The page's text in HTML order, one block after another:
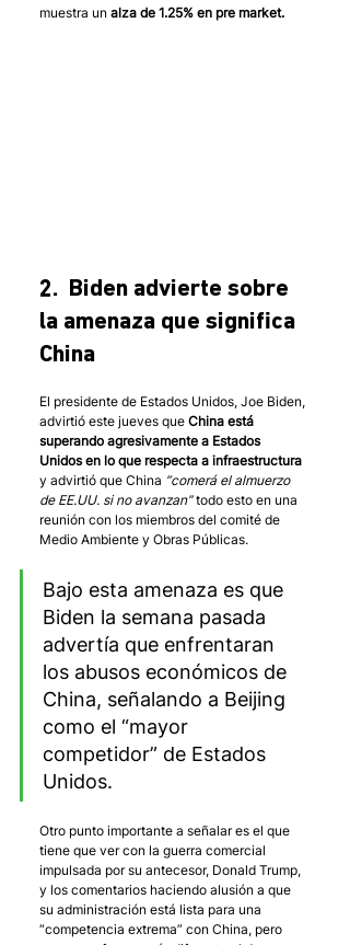
muestra un alza de 1.25% en pre market.
2.  Biden advierte sobre
la amenaza que significa
China
El presidente de Estados Unidos, Joe Biden,
advirtió este jueves que China está
superando agresivamente a Estados
Unidos en lo que respecta a infraestructura
y advirtió que China “comerá el almuerzo
de EE.UU. si no avanzan” todo esto en una
reunión con los miembros del comité de
Medio Ambiente y Obras Públicas.
Bajo esta amenaza es que
Biden la semana pasada
advertía que enfrentaran
los abusos económicos de
China, señalando a Beijing
como el “mayor
competidor” de Estados
Unidos.
Otro punto importante a señalar es el que
tiene que ver con la guerra comercial
impulsada por su antecesor, Donald Trump,
y los comentarios haciendo alusión a que
su administración está lista para una
“competencia extrema” con China, pero